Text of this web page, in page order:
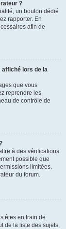
?
un bouton dédié
rapporter. En
afin de
affiché lors de la
que vous
reprendre les
de contrôle de
à des vérifications
possible que
limitées.
du forum.
êtes en train de
de la liste des sujets,